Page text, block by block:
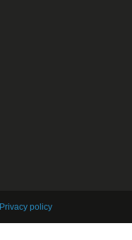
Privacy policy